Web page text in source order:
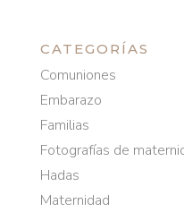
CATEGORÍAS
Comuniones
Embarazo
Familias
Fotografías de
Hadas
Maternidad